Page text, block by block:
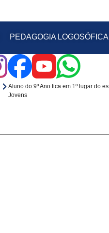
PEDAGOGIA LOGOSÓFICA
Aluno do 9º Ano fica em 1º lugar do
Jovens